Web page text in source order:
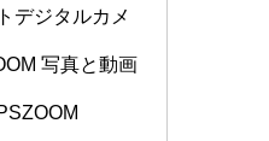
デジタルカメ
写真と動画